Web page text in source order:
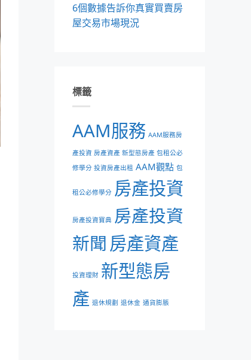
6個數據告訴你真實買賣房
屋交易市場現況
標籤
AAM服務 AAM服務房
產投資 房產資產 新型態房產 包租公必
修學分 投資房產出租 AAM觀點 包
租公必修學分 房產投資
房產投資寶典 房產投資
新聞房產資產
投資理財 新型態房
產 退休規劃 退休金 通貨膨脹